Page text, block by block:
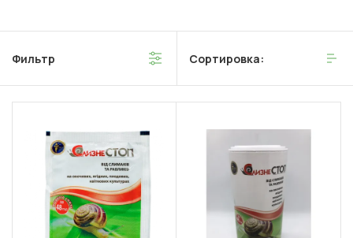
Фильтр Сортировка: